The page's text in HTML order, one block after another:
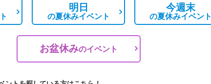
明日
の夏休みイベント
今週末
の夏休みイベント
お盆休みのイベント